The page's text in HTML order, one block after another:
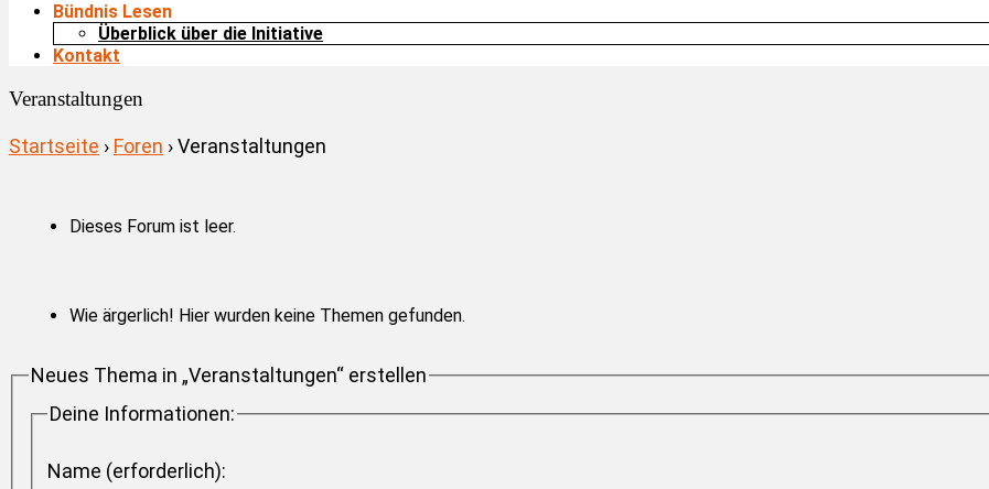
Bündnis Lesen
Überblick über die Initiative
Kontakt
Veranstaltungen
Startseite › Foren ›Veranstaltungen
Dieses Forum ist leer.
Wie ärgerlich! Hier wurden keine Themen gefunden.
Neues Thema in „Veranstaltungen“ erstellen
Deine Informationen:
Name (erforderlich):